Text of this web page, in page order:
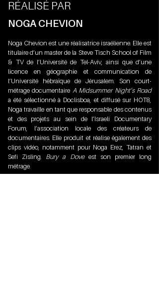
RÉALISÉ PAR
NOGA CHEVION
Noga Chevion est une réalisatrice israélienne. Elle est
titulaire d’un master de la Steve Tisch School of Film
& TV de l’Université de Tel-Aviv, ainsi que d’une
licence en géographie et communication de
l’Université hébraïque de Jérusalem. Son court-
métrage documentaire A Midsummer Night’s Road
a été sélectionné à Doclisboa, et diffusé sur HOT8,
Noga travaille en tant que responsable des contenus
et des projets au sein de l’Israeli Documentary
Forum, l’association locale des créateurs de
documentaires. Elle produit et réalise également des
clips vidéo, notamment pour Noga Erez, Tatran et
Sefi Zisling. Bury a Dove est son premier long
métrage.